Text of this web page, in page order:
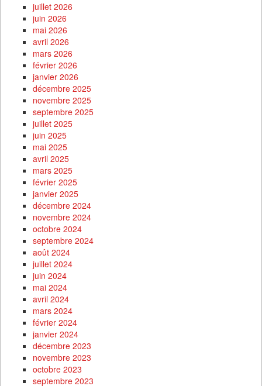
juillet 2026
juin 2026
mai 2026
avril 2026
mars 2026
février 2026
janvier 2026
décembre 2025
novembre 2025
septembre 2025
juillet 2025
juin 2025
mai 2025
avril 2025
mars 2025
février 2025
janvier 2025
décembre 2024
novembre 2024
octobre 2024
septembre 2024
août 2024
juillet 2024
juin 2024
mai 2024
avril 2024
mars 2024
février 2024
janvier 2024
décembre 2023
novembre 2023
octobre 2023
septembre 2023